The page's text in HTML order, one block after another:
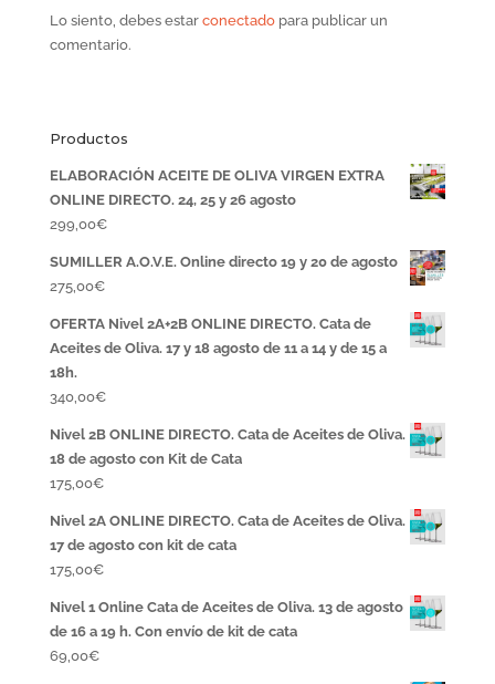
Lo siento, debes estar conectadopara publicar un
comentario.
Productos
ELABORACIÓN ACEITE DE OLIVA VIRGEN EXTRA
ONLINE DIRECTO. 24, 25 y 26 agosto
299,00€
SUMILLER A.O.V.E. Online directo 19 y 20 de agosto
275,00€
OFERTA Nivel 2A+2B ONLINE DIRECTO. Cata de
Aceites de Oliva. 17 y 18 agosto de 11 a 14 y de 15 a
18h.
340,00€
Nivel 2B ONLINE DIRECTO. Cata de Aceites de Oliva.
18 de agosto con Kit de Cata
175,00€
Nivel 2A ONLINE DIRECTO. Cata de Aceites de Oliva.
17 de agosto con kit de cata
175,00€
Nivel 1 Online Cata de Aceites de Oliva. 13 de agosto
de 16 a 19 h. Con envío de kit de cata
69,00€